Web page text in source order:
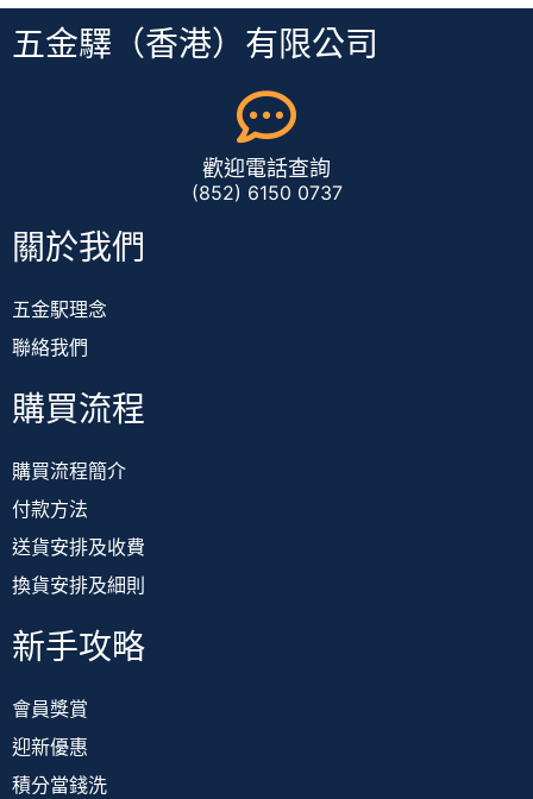
五金驛（香港）有限公司
歡迎電話查詢
(852) 6150 0737
關於我們
五金駅理念
聯絡我們
購買流程
購買流程簡介
付款方法
送貨安排及收費
換貨安排及細則
新手攻略
會員獎賞
迎新優惠
積分當錢洗